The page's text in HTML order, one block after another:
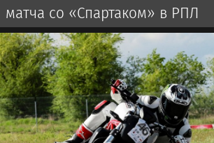
матча со «Спартаком» в РПЛ